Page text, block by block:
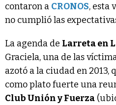
contaron a CRONOS, esta
no cumplió las
La agenda de Larreta en
Graciela, una de las
azotó a la ciudad en 2013,
como plato fuerte una
Club Unión y Fuerza